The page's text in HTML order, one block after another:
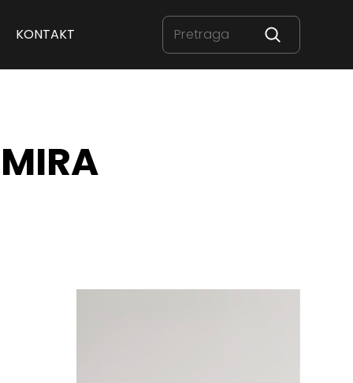
KONTAKT